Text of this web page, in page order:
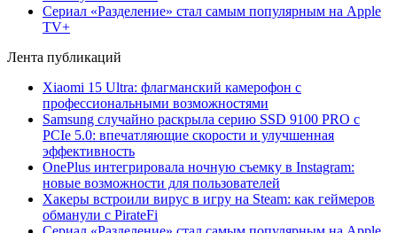
Сериал «Разделение» стал самым популярным на Apple
TV+
Лента публикаций
Xiaomi 15 Ultra: флагманский камерофон с
профессиональными возможностями
Samsung случайно раскрыла серию SSD 9100 PRO с
PCIe 5.0: впечатляющие скорости и улучшенная
эффективность
OnePlus интегрировала ночную съемку в Instagram:
новые возможности для пользователей
Хакеры встроили вирус в игру на Steam: как геймеров
обманули с PirateFi